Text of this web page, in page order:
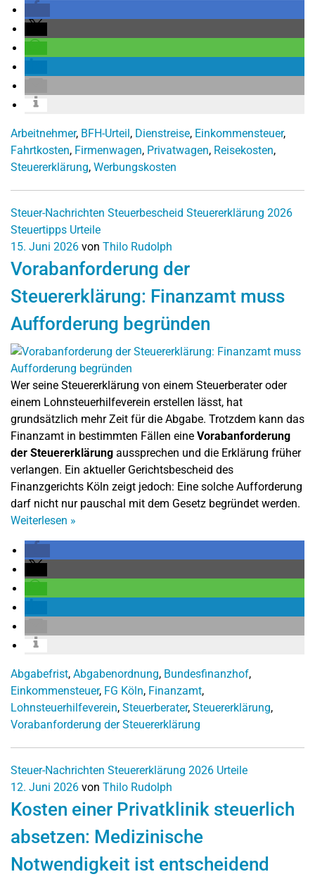
Arbeitnehmer, BFH-Urteil, Dienstreise, Einkommensteuer,
Fahrtkosten, Firmenwagen, Privatwagen, Reisekosten,
Steuererklärung, Werbungskosten
Steuer-Nachrichten Steuerbescheid Steuererklärung 2026
Steuertipps Urteile
15. Juni 2026 von Thilo Rudolph
Vorabanforderung der
Steuererklärung: Finanzamt muss
Aufforderung begründen
Wer seine Steuererklärung von einem Steuerberater oder
einem Lohnsteuerhilfeverein erstellen lässt, hat
grundsätzlich mehr Zeit für die Abgabe. Trotzdem kann das
Finanzamt in bestimmten Fällen eine Vorabanforderung
der Steuererklärung aussprechen und die Erklärung früher
verlangen. Ein aktueller Gerichtsbescheid des
Finanzgerichts Köln zeigt jedoch: Eine solche Aufforderung
darf nicht nur pauschal mit dem Gesetz begründet werden.
Weiterlesen »
Abgabefrist, Abgabenordnung, Bundesfinanzhof,
Einkommensteuer, FG Köln, Finanzamt,
Lohnsteuerhilfeverein, Steuerberater, Steuererklärung,
Vorabanforderung der Steuererklärung
Steuer-Nachrichten Steuererklärung 2026 Urteile
12. Juni 2026 von Thilo Rudolph
Kosten einer Privatklinik steuerlich
absetzen: Medizinische
Notwendigkeit ist entscheidend